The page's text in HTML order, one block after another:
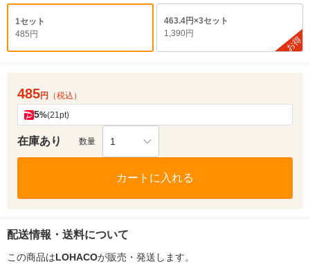
1セット
485円
463.4円×3セット
1,390円
お得
485円 （税込）
5%(21pt)
在庫あり 数量 1
カートに入れる
配送情報・送料について
この商品はLOHACOが販売・発送します。